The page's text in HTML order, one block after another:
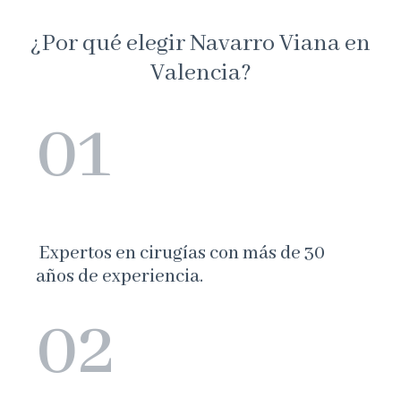
¿Por qué elegir Navarro Viana en
Valencia?
01
Expertos en cirugías con más de 30
años de experiencia.
02